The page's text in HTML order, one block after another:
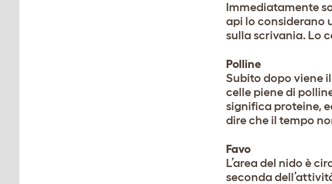
Immediatamente
api lo considerano
sulla scrivania. Lo
Polline
Subito dopo viene
celle piene di
significa proteine,
dire che il tempo
Favo
L’area del nido è
seconda